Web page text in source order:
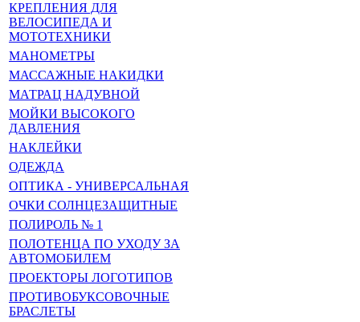
КРЕПЛЕНИЯ ДЛЯ
ВЕЛОСИПЕДА И
МОТОТЕХНИКИ
МАНОМЕТРЫ
МАССАЖНЫЕ НАКИДКИ
МАТРАЦ НАДУВНОЙ
МОЙКИ ВЫСОКОГО
ДАВЛЕНИЯ
НАКЛЕЙКИ
ОДЕЖДА
ОПТИКА - УНИВЕРСАЛЬНАЯ
ОЧКИ СОЛНЦЕЗАЩИТНЫЕ
ПОЛИРОЛЬ № 1
ПОЛОТЕНЦА ПО УХОДУ ЗА
АВТОМОБИЛЕМ
ПРОЕКТОРЫ ЛОГОТИПОВ
ПРОТИВОБУКСОВОЧНЫЕ
БРАСЛЕТЫ